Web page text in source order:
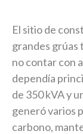
El sitio de
grandes grúas
no contar con
dependía
de 350 kVA y
generó varios
carbono,